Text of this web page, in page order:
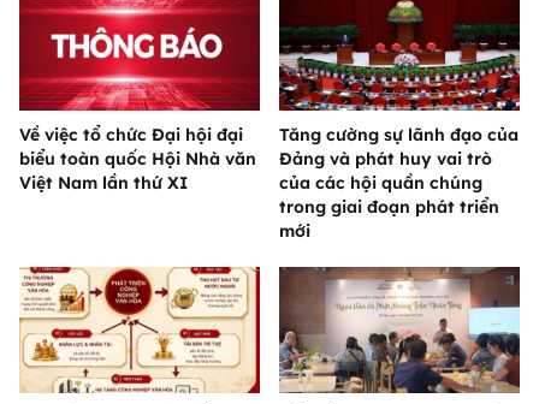
Về việc tổ chức Đại hội đại
biểu toàn quốc Hội Nhà văn
Việt Nam lần thứ XI
Tăng cường sự lãnh đạo của
Đảng và phát huy vai trò
của các hội quần chúng
trong giai đoạn phát triển
mới